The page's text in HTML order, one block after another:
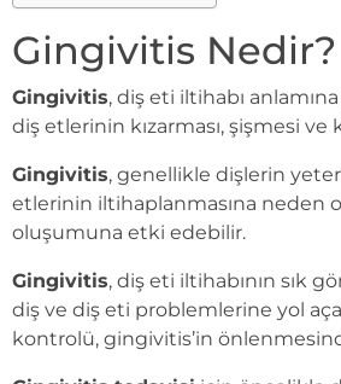
Gingivitis Nedir?
Gingivitis, diş eti iltihabı
diş etlerinin kızarması, şişmesi
Gingivitis, genellikle dişlerin
etlerinin iltihaplanmasına neden
oluşumuna etki edebilir.
Gingivitis, diş eti iltihabının sık
diş ve diş eti problemlerine yol
kontrolü, gingivitis’in